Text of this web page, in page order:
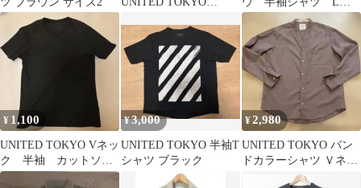
イズ相当 サテン調
脇腹ジッパー 超美品
¥ 1,100
UNITED TOKYO Vネッ
ク 半袖 カットソー
2
¥3,000
UNITED TOKYO 半袖T
シャツ ブラック
¥2,980
UNITED TOKYO バン
ドカラーシャツ Ｖネッ
ク サイズ2 日本製